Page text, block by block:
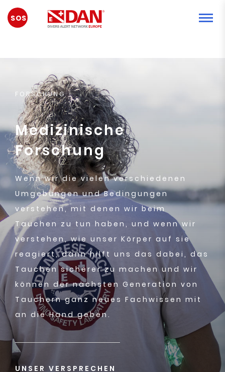
NOTFALL
FORSCHUNG
Medizinische
Forschung
Wenn wir die vielen verschiedenen
Umgebungen und Bedingungen
verstehen, mit denen wir beim
Tauchen zu tun haben, und wenn wir
verstehen, wie unser Körper auf sie
reagiert, dann hilft uns das dabei, das
Tauchen sicherer zu machen und wir
können der nächsten Generation von
Tauchern ganz neues Fachwissen mit
an die Hand geben.
UNSER VERSPRECHEN